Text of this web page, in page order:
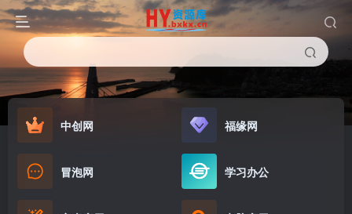
中创网 福缘网
冒泡网 学习办公